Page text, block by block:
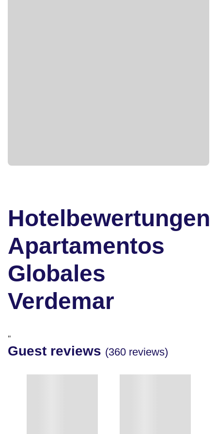
Hotelbewertungen
Apartamentos
Globales
Verdemar
"
Guest reviews (360 reviews)